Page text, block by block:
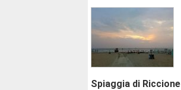
Spiaggia di Riccione